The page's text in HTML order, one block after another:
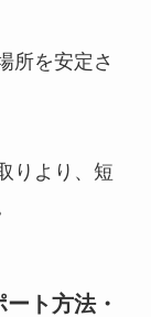
所を安定さ
りより、短
ト方法・